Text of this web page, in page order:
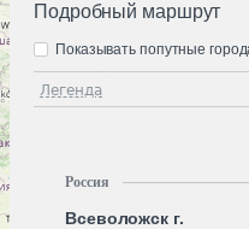
Подробный маршрут
Легенда
Показывать попутные
Россия
Всеволожск г.